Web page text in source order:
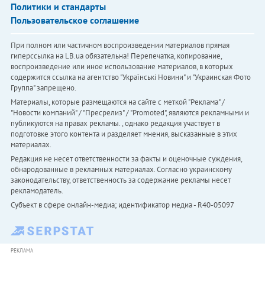
Политики и стандарты
Пользовательское соглашение
При полном или частичном воспроизведении материалов прямая
гиперссылка на LB.ua обязательна! Перепечатка, копирование,
воспроизведение или иное использование материалов, в которых
содержится ссылка на агентство "Українськi Новини" и "Украинская Фото
Группа" запрещено.
Материалы, которые размещаются на сайте с меткой "Реклама" /
"Новости компаний" / "Пресрелиз" / "Promoted", являются рекламными и
публикуются на правах рекламы. , однако редакция участвует в
подготовке этого контента и разделяет мнения, высказанные в этих
материалах.
Редакция не несет ответственности за факты и оценочные суждения,
обнародованные в рекламных материалах. Согласно украинскому
законодательству, ответственность за содержание рекламы несет
рекламодатель.
Субъект в сфере онлайн-медиа; идентификатор медиа - R40-05097
РЕКЛАМА